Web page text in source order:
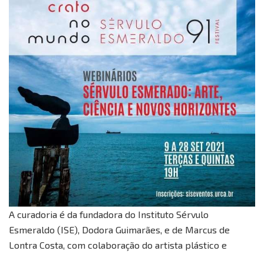
A curadoria é da fundadora do Instituto Sérvulo
Esmeraldo (ISE), Dodora Guimarães, e de Marcus de
Lontra Costa, com colaboração do artista plástico e